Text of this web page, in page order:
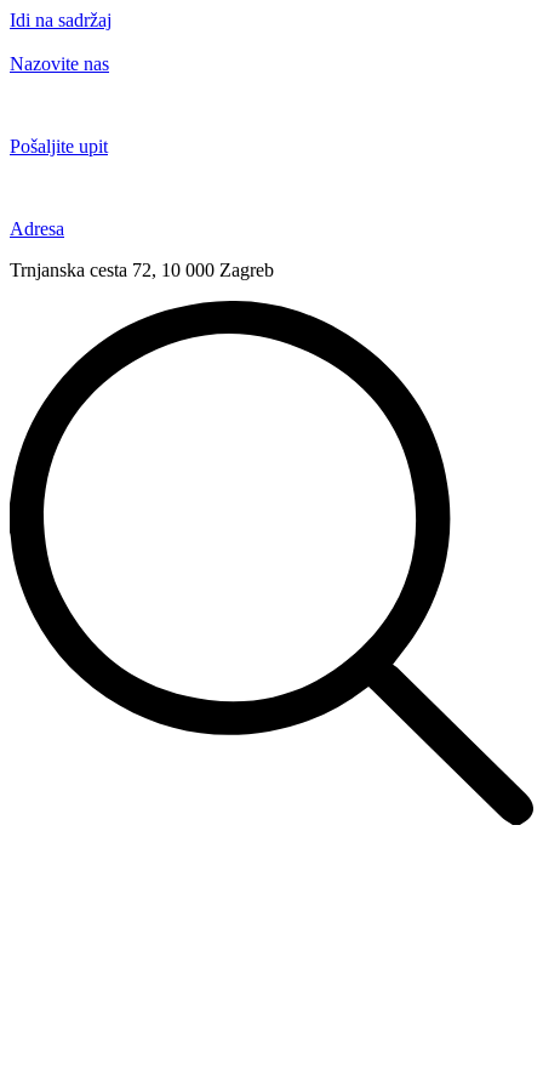
Idi na sadržaj
Nazovite nas
Pošaljite upit
Adresa
Trnjanska cesta 72, 10 000 Zagreb